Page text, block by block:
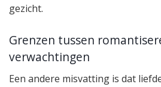
gezicht.
Grenzen tussen
verwachtingen
Een andere misvatting is dat